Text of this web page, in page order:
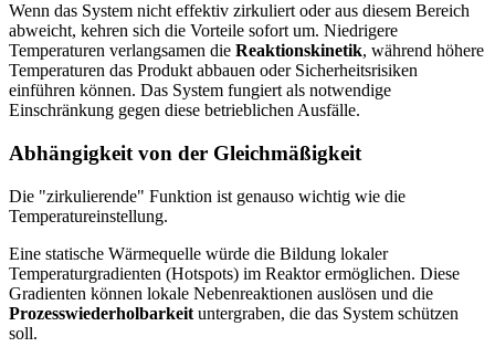
Wenn das System nicht effektiv zirkuliert oder aus diesem Bereich
abweicht, kehren sich die Vorteile sofort um. Niedrigere
Temperaturen verlangsamen die Reaktionskinetik, während höhere
Temperaturen das Produkt abbauen oder Sicherheitsrisiken
einführen können. Das System fungiert als notwendige
Einschränkung gegen diese betrieblichen Ausfälle.
Abhängigkeit von der Gleichmäßigkeit
Die "zirkulierende" Funktion ist genauso wichtig wie die
Temperatureinstellung.
Eine statische Wärmequelle würde die Bildung lokaler
Temperaturgradienten (Hotspots) im Reaktor ermöglichen. Diese
Gradienten können lokale Nebenreaktionen auslösen und die
Prozesswiederholbarkeit untergraben, die das System schützen
soll.